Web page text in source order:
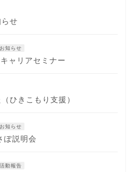
せ
お知らせ
ャリアセミナー
ひきこもり支援）
お知らせ
ぽ説明会
活動報告